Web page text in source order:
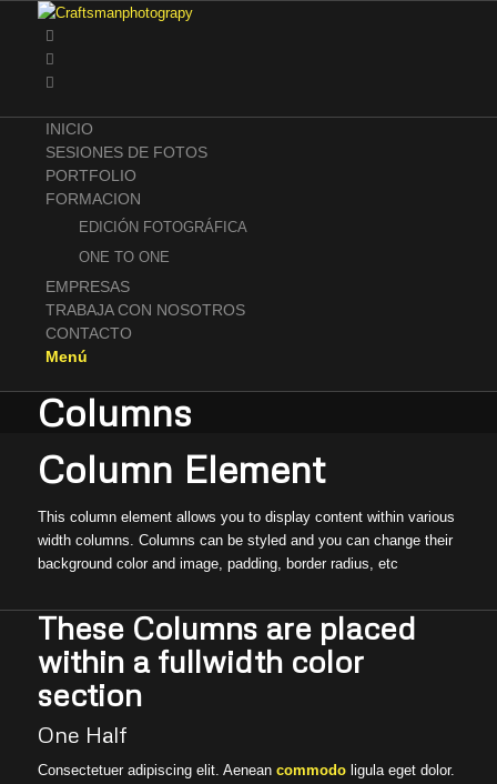
INICIO
SESIONES DE FOTOS
PORTFOLIO
FORMACION
EDICIÓN FOTOGRÁFICA
ONE TO ONE
EMPRESAS
TRABAJA CON NOSOTROS
CONTACTO
Menú
Columns
Column Element
This column element allows you to display content within various
width columns. Columns can be styled and you can change their
background color and image, padding, border radius, etc
These Columns are placed
within a fullwidth color
section
One Half
Consectetuer adipiscing elit. Aenean commodoligula eget dolor.